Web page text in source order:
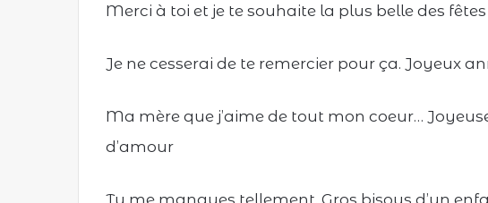
Merci à toi et je te souhaite la plus belle des fêtes
Je ne cesserai de te remercier pour ça. Joyeux
Ma mère que j’aime de tout mon coeur…
d’amour